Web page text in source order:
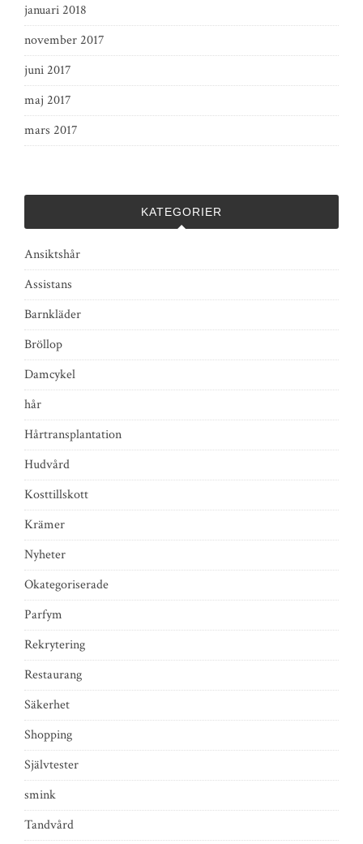
januari 2018
november 2017
juni 2017
maj 2017
mars 2017
KATEGORIER
Ansiktshår
Assistans
Barnkläder
Bröllop
Damcykel
hår
Hårtransplantation
Hudvård
Kosttillskott
Krämer
Nyheter
Okategoriserade
Parfym
Rekrytering
Restaurang
Säkerhet
Shopping
Självtester
smink
Tandvård